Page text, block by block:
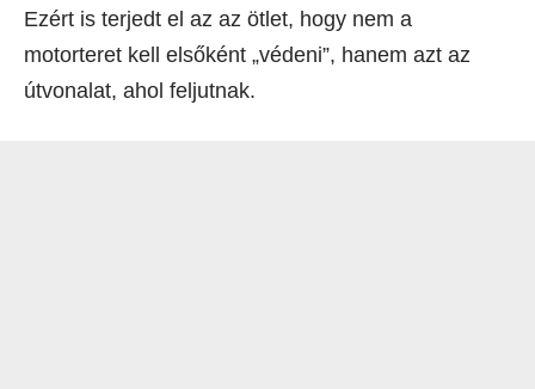
Ezért is terjedt el az az ötlet, hogy nem a
motorteret kell elsőként „védeni”, hanem azt az
útvonalat, ahol feljutnak.